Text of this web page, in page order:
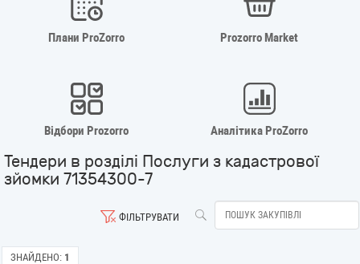
Плани ProZorro Prozorro Market
Відбори Prozorro Аналітика ProZorro
Тендери в розділі Послуги з кадастрової
зйомки 71354300-7
ФІЛЬТРУВАТИ
ЗНАЙДЕНО: 1